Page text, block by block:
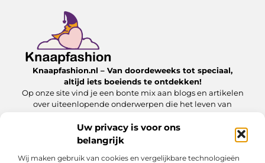
Uw privacy is voor ons
belangrijk
Wij maken gebruik van cookies en vergelijkbare technologieën
Knaapfashion.nl – Van doordeweeks tot speciaal,
altijd iets boeiends te ontdekken!
Op onze site vind je een bonte mix aan blogs en artikelen
over uiteenlopende onderwerpen die het leven van
Onze informatie